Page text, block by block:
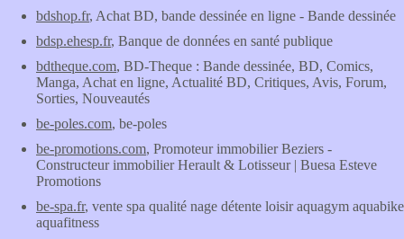
bdshop.fr, Achat BD, bande dessinée en ligne - Bande dessinée
bdsp.ehesp.fr, Banque de données en santé publique
bdtheque.com, BD-Theque : Bande dessinée, BD, Comics,
Manga, Achat en ligne, Actualité BD, Critiques, Avis, Forum,
Sorties, Nouveautés
be-poles.com, be-poles
be-promotions.com, Promoteur immobilier Beziers -
Constructeur immobilier Herault & Lotisseur | Buesa Esteve
Promotions
be-spa.fr, vente spa qualité nage détente loisir aquagym aquabike
aquafitness